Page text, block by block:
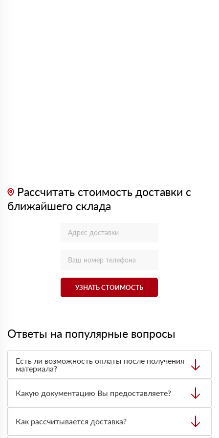
Рассчитать стоимость доставки с
ближайшего склада
УЗНАТЬ СТОИМОСТЬ
Ответы на популярные вопросы
Есть ли возможность оплаты после получения
материала?
оплата по факту получения товара. При этом, если
доставленный товар был ненадлежащего качества, то
Вы вправе от него отказаться.
Какую документацию Вы предоставляете?
сертификаты и паспорта качества, а также товарно-
транспортную накладную.
Как рассчитывается доставка?